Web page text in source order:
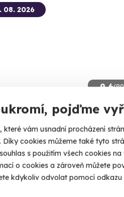
pojďme
vám usnadní procházení
Díky cookies můžeme také tyto
s použitím všech cookies
o cookies a zároveň můžete
kdykoliv odvolat pomocí odkazu
9.6
08. 2026